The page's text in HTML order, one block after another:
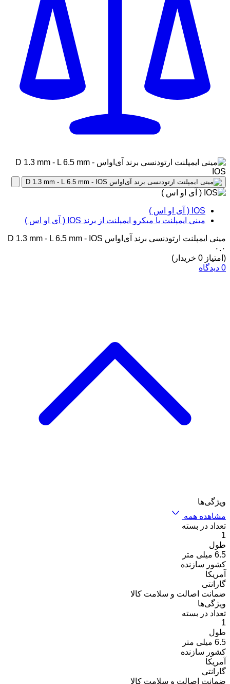
IOS ( آی او اس )
مینی ایمپلنت یا میکرو ایمپلنت از برند IOS ( آی او اس )
مینی ایمپلنت ارتودنسی برند آی‌او‌اس D 1.3 mm - L 6.5 mm - IOS
۰.۰
(امتیاز 0 خریدار)
0 دیدگاه
ویژگی‌ها
مشاهده همه
تعداد در بسته
1
طول
6.5 میلی متر
کشور سازنده
آمریکا
گارانتی
ضمانت اصالت و سلامت کالا
ویژگی‌ها
تعداد در بسته
1
طول
6.5 میلی متر
کشور سازنده
آمریکا
گارانتی
ضمانت اصالت و سلامت کالا